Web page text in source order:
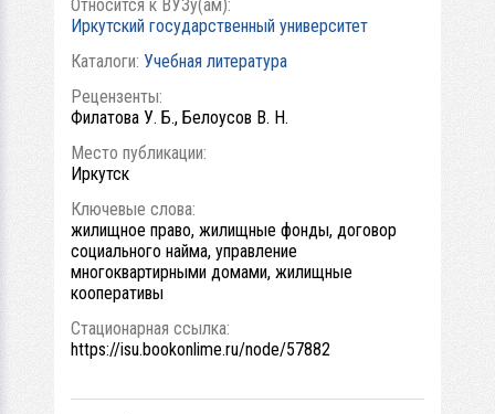
Относится к ВУЗу(ам):
Иркутский государственный университет
Каталоги: Учебная литература
Рецензенты:
Филатова У. Б., Белоусов В. Н.
Место публикации:
Иркутск
Ключевые слова:
жилищное право, жилищные фонды, договор
социального найма, управление
многоквартирными домами, жилищные
кооперативы
Стационарная ссылка:
https://isu.bookonlime.ru/node/57882